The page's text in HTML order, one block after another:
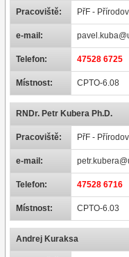
Pracoviště: PřF -
e-mail:
Telefon: 47528 6725
Místnost: CPTO-6.08
RNDr. Petr Kubera Ph.D.
Pracoviště: PřF -
e-mail:
Telefon: 47528 6716
Místnost: CPTO-6.03
Andrej Kuraksa